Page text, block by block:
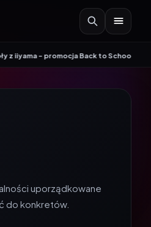
to School na wybrane monitory•
uporządkowane
do konkretów.